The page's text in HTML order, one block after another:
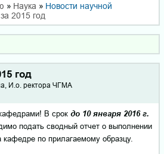
» Наука » Новости научной
2015 год
год
И.о. ректора ЧГМА
В срок до 10 января 2016 г.
подать сводный отчет о выполнении
по прилагаемому образцу.